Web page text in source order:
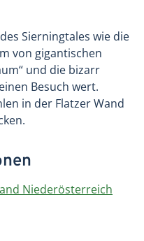
Sierningtales wie die
von gigantischen
und die bizarr
Besuch wert.
in der Flatzer Wand
Niederösterreich